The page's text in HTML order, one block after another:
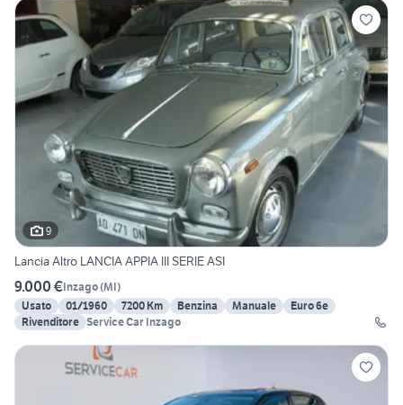
9
Lancia Altro LANCIA APPIA III SERIE ASI
9.000 €Inzago(MI)
Usato
01/1960 7200 Km Benzina Manuale
Euro 6e
Rivenditore Service Car Inzago